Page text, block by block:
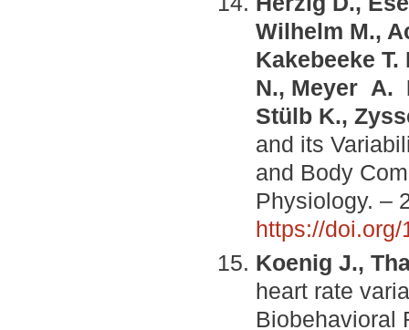
Wilhelm M.,
Kakebeeke
N., Meyer A.
Stülb K.,
and its
and Body
Physiology. –
https://
Koenig J.,
heart rate
Biobehavioral